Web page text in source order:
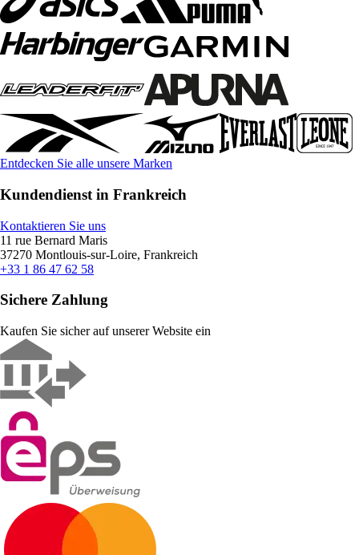
Entdecken Sie alle unsere Marken
Kundendienst in Frankreich
Kontaktieren Sie uns
11 rue Bernard Maris
37270 Montlouis-sur-Loire, Frankreich
+33 1 86 47 62 58
Sichere Zahlung
Kaufen Sie sicher auf unserer Website ein